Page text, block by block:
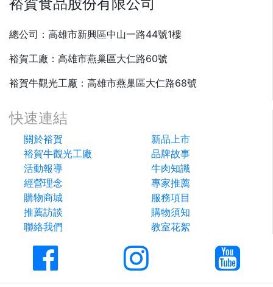
總公司：高雄市新興區中山一路44號1樓
裕賀工廠：高雄市燕巢區大仁路60號
裕賀牛觀光工廠：高雄市燕巢區大仁路68號
快速連結
關於裕賀
新品上市
裕賀牛觀光工廠
品牌故事
活動報導
牛肉知識
經營理念
專家推薦
購物商城
服務項目
推薦訪談
購物須知
聯絡我們
教室花絮